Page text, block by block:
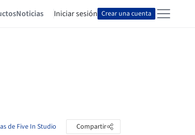
Noticias Iniciar sesión Crear una cuenta
de Five In Studio Compartir